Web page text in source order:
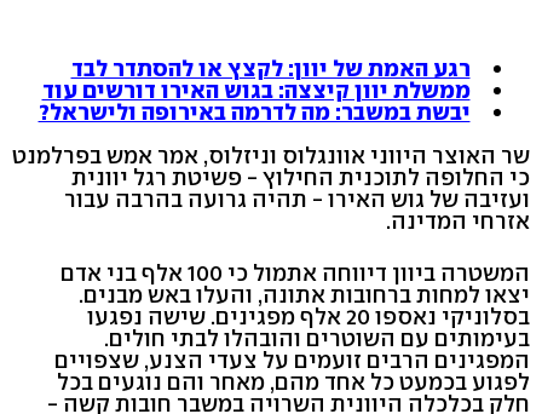
רגע האמת של יוון: לקצץ או להסתדר לבד
ממשלת יוון קיצצה: בגוש האירו דורשים עוד
יבשת במשבר: מה לדרמה באירופה ולישראל?
שר האוצר היווני אוונגלוס וניזלוס, אמר אמש בפרלמנט
כי החלופה לתוכנית החילוץ - פשיטת רגל יוונית
ועזיבה של גוש האירו - תהיה גרועה בהרבה עבור
אזרחי המדינה.
המשטרה ביוון דיווחה אתמול כי 100 אלף בני אדם
יצאו למחות ברחובות אתונה, והעלו באש מבנים.
בסלוניקי נאספו 20 אלף מפגינים. שישה נפגעו
בעימותים עם השוטרים והובהלו לבתי חולים.
המפגינים הרבים זועמים על צעדי הצנע, שצפויים
לפגוע בכמעט כל אחד מהם, מאחר והם נוגעים בכל
חלק בכלכלה היוונית השרויה במשבר חובות קשה -